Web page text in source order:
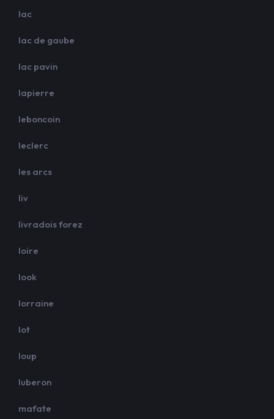
lac
lac de gaube
lac pavin
lapierre
leboncoin
leclerc
les arcs
liv
livradois forez
loire
look
lorraine
lot
loup
luberon
mafate